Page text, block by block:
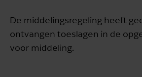
De middelingsregeling heeft
ontvangen toeslagen in de
voor middeling.